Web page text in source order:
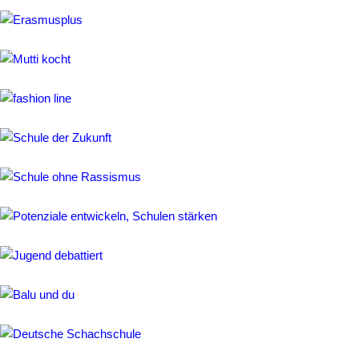
Religion
Schulleben
AGs
International
Austausch